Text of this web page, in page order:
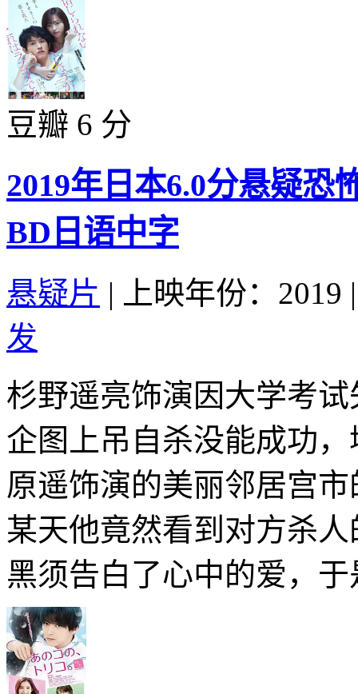
豆瓣 6 分
2019年日本6.0分悬疑恐
BD日语中字
悬疑片 | 上映年份：2019 |
发
杉野遥亮饰演因大学考
企图上吊自杀没能成功
原遥饰演的美丽邻居宫
某天他竟然看到对方杀
黑须告白了心中的爱，